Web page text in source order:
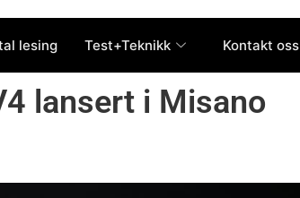
lesing Test+Teknikk Kontakt oss
lansert i Misano